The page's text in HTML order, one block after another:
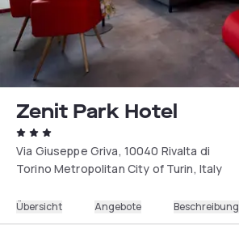
Zenit Park Hotel
Via Giuseppe Griva, 10040 Rivalta di
Torino Metropolitan City of Turin, Italy
Übersicht Angebote Beschreibung